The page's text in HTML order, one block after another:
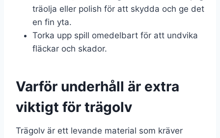
träolja eller polish för att skydda och ge det
en fin yta.
Torka upp spill omedelbart för att undvika
fläckar och skador.
Varför underhåll är extra
viktigt för trägolv
Trägolv är ett levande material som kräver